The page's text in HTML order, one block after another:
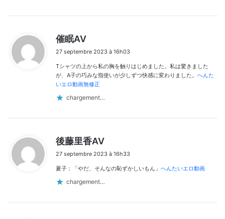
催眠AV
t
:
27 septembre 2023 à 16h03
Tシャツの上から私の胸を触りはじめました。私は驚きました
が、A子の巧みな指使いが少しずつ快感に変わりました。 へんた
いエロ動画無修正
chargement…
後藤里香AV
t
27 septembre 2023 à 16h33
夏子：「やだ、そんなの恥ずかしいもん」 へんたいエロ動画
chargement…